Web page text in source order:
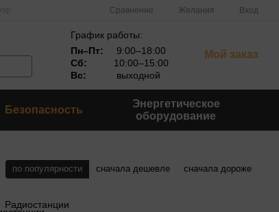
Сравнение Желания Вход
График работы:
Пн–Пт:
9:00–18:00
Сб:
10:00–15:00
Вс:
выходной
Мой заказ
Безопасность
Энергетическое
оборудование
по популярности сначала дешевле сначала дороже
Радиостанции